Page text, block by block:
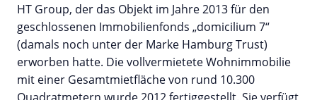
HT Group, der das Objekt im Jahre 2013 für den
geschlossenen Immobilienfonds „domicilium 7“
(damals noch unter der Marke Hamburg Trust)
erworben hatte. Die vollvermietete Wohnimmobilie
mit einer Gesamtmietfläche von rund 10.300
Quadratmetern wurde 2012 fertiggestellt. Sie verfügt